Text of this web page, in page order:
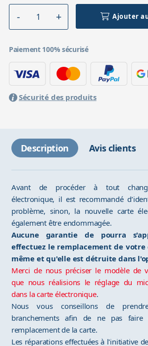
Ajouter
Paiement 100% sécurisé
Sécurité des produits
Description Avis clients
Avant de procéder à tout
électronique, il est recommandé
problème, sinon, la nouvelle carte
également être endommagée.
Aucune garantie de pourra
effectuez le remplacement de votre
même et qu'elle est détruite dans
Merci de nous préciser le modèle de
que nous réalisions le réglage du
dans la carte électronique.
Nous vous conseillons de
branchements afin de ne pas faire
remplacement de la carte.
Les réparations effectuées à l'initiative